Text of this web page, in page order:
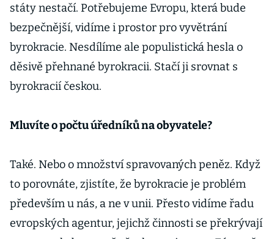
státy nestačí. Potřebujeme Evropu, která bude
bezpečnější, vidíme i prostor pro vyvětrání
byrokracie. Nesdílíme ale populistická hesla o
děsivě přehnané byrokracii. Stačí ji srovnat s
byrokracií českou.
Mluvíte o počtu úředníků na obyvatele?
Také. Nebo o množství spravovaných peněz. Když
to porovnáte, zjistíte, že byrokracie je problém
především u nás, a ne v unii. Přesto vidíme řadu
evropských agentur, jejichž činnosti se překrývají